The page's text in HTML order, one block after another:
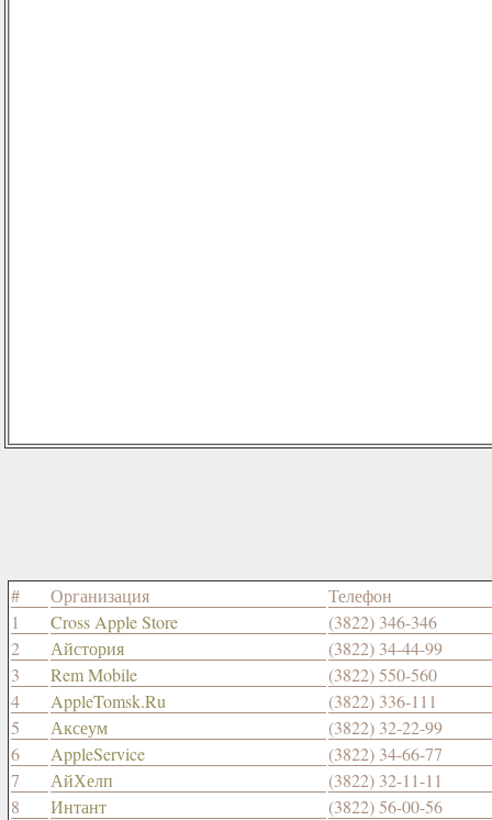
# Организация
Телефон
1
Cross Apple Store
(3822) 346-346
2
Айстория
(3822) 34-44-99
3
Rem Mobile
(3822) 550-560
4
AppleTomsk.Ru
(3822) 336-111
5
Аксеум
(3822) 32-22-99
6
AppleService
(3822) 34-66-77
7
АйХелп
(3822) 32-11-11
8
Интант
(3822) 56-00-56